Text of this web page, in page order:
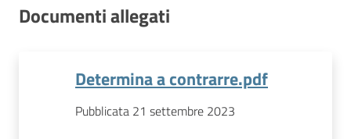
Documenti allegati
Determina a contrarre.pdf
Pubblicata 21 settembre 2023